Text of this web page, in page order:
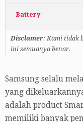
Battery
Disclamer: Kami tidak
ini semuanya benar.
Samsung selalu
yang
adalah product
memiliki banyak